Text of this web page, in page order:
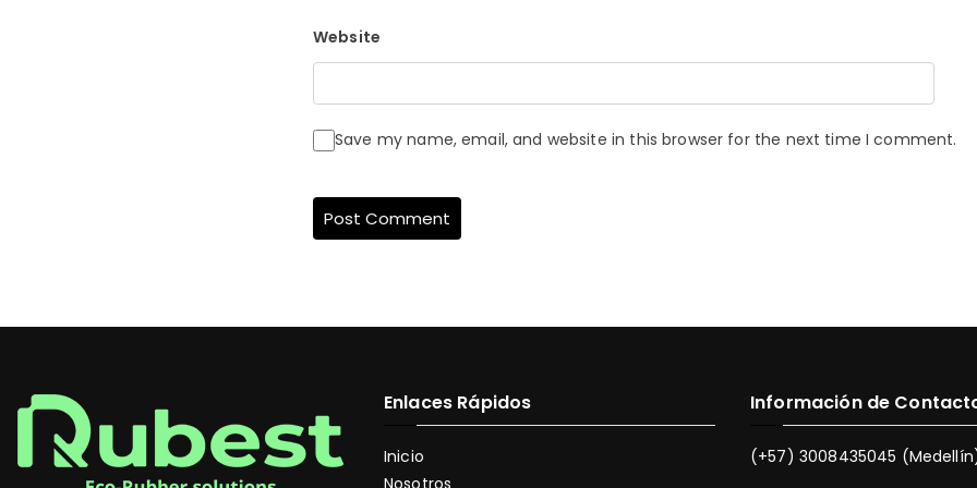
Website
Save my name, email, and website in this browser for the next time I comment.
Enlaces Rápidos
Inicio
Información de
(+57) 3008435045